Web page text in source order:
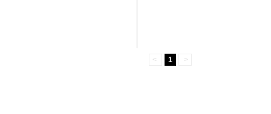
< 1 >